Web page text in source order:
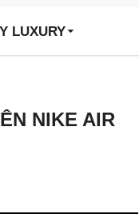
LUXURY
NIKE AIR